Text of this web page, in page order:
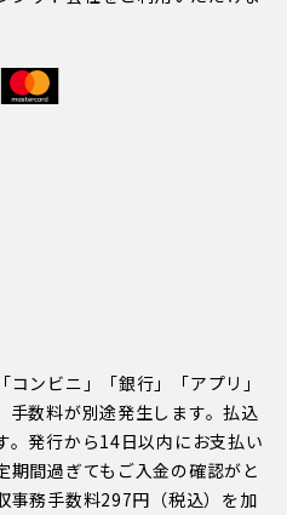
ンビニ」「銀行」「アプリ」
手数料が別途発生します。払込
。発行から14日以内にお支払い
間過ぎてもご入金の確認がと
事務手数料297円（税込）を加